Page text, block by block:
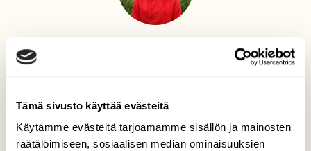
Tämä sivusto käyttää evästeitä
Käytämme evästeitä tarjoamamme sisällön ja mainosten
räätälöimiseen, sosiaalisen median ominaisuuksien
lajintunnistuksesta ja puutarhapuuhista, rengastaa